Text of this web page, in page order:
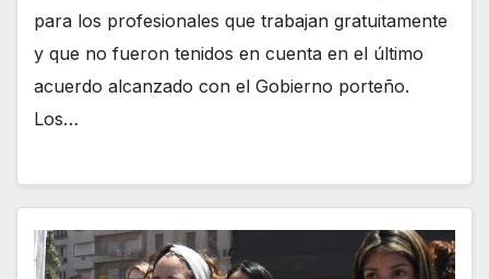
para los profesionales que trabajan gratuitamente
y que no fueron tenidos en cuenta en el último
acuerdo alcanzado con el Gobierno porteño.
Los…